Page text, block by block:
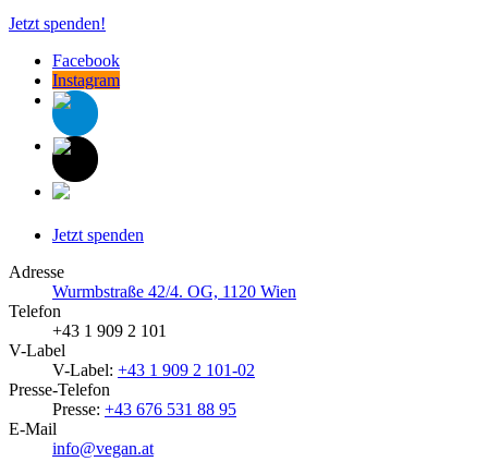
Jetzt spenden!
Facebook
Instagram
Jetzt spenden
Adresse
Wurmbstraße 42/4. OG, 1120 Wien
Telefon
+43 1 909 2 101
V-Label
V-Label: +43 1 909 2 101-02
Presse-Telefon
Presse: +43 676 531 88 95
E-Mail
info@vegan.at